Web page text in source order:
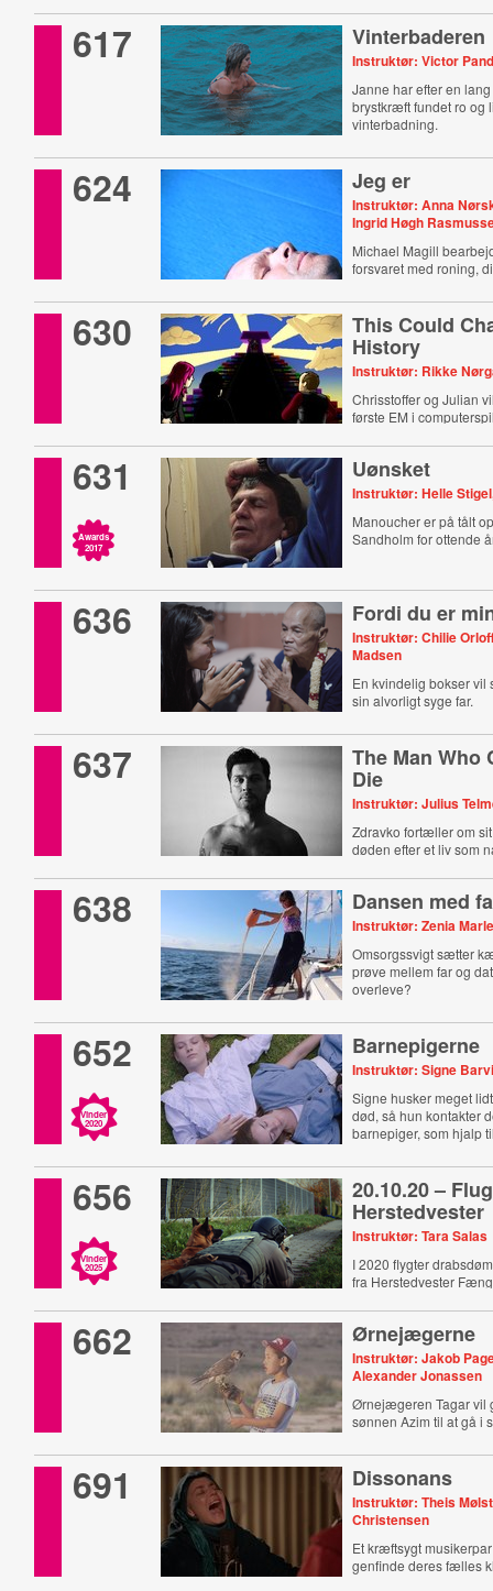
617 Vinterbaderen
Instruktør: Victor
Janne har efter en
brystkræft fundet ro og
vinterbadning.
624 Jeg er
Instruktør: Anna
Ingrid Høgh
Michael Magill
forsvaret med roning,
630 This Could
History
Instruktør: Rikke
Chrisstoffer og Julian
første EM i
631
Awards
2017
Uønsket
Instruktør: Helle
Manoucher er på tålt
Sandholm for ottende
636 Fordi du er
Instruktør: Chilie
Madsen
En kvindelig bokser vil
sin alvorligt syge far.
637 The Man Who
Die
Instruktør: Julius
Zdravko fortæller om
døden efter et liv som
638 Dansen med
Instruktør: Zenia
Omsorgssvigt sætter
prøve mellem far og
overleve?
652
Vinder
2020
Barnepigerne
Instruktør: Signe
Signe husker meget
død, så hun kontakter
barnepiger, som hjalp
656
Vinder
2025
20.10.20 –
Herstedvester
Instruktør: Tara Salas
I 2020 flygter
fra Herstedvester
662 Ørnejægerne
Instruktør: Jakob
Alexander Jonassen
Ørnejægeren Tagar vil
sønnen Azim til at gå i
691 Dissonans
Instruktør: Theis
Christensen
Et kræftsygt
genfinde deres fælles